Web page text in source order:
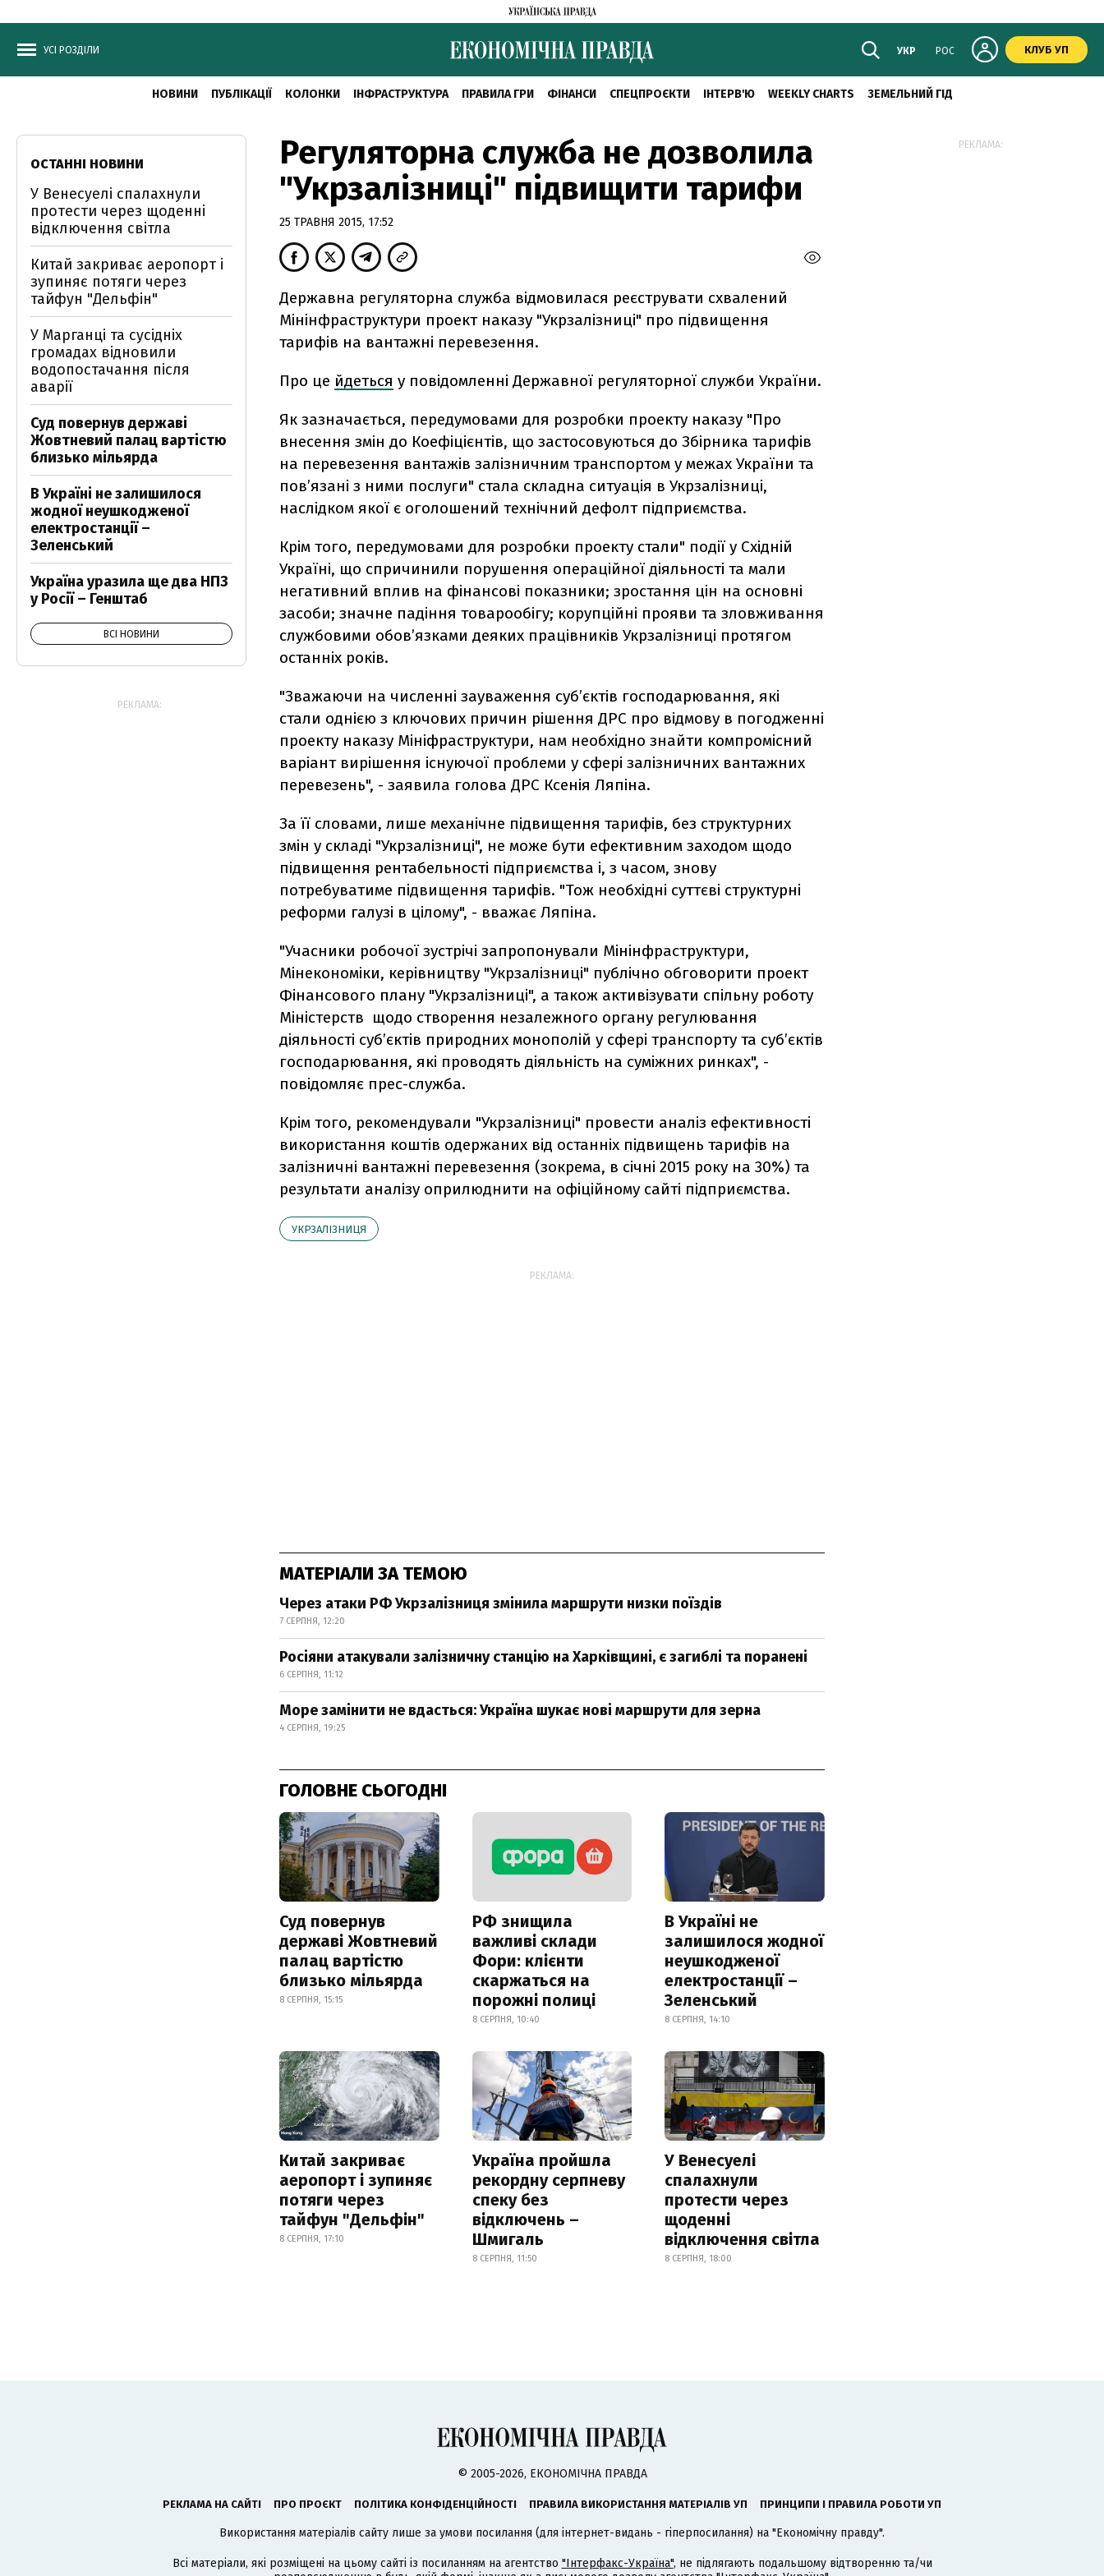
УСІ РОЗДІЛИ УКР РОС КЛУБ УП
НОВИНИ ПУБЛІКАЦІЇ КОЛОНКИ ІНФРАСТРУКТУРА ПРАВИЛА ГРИ ФІНАНСИ СПЕЦПРОЄКТИ ІНТЕРВ'Ю WEEKLY CHARTS ЗЕМЕЛЬНИЙ ГІД
Регуляторна служба не дозволила
"Укрзалізниці" підвищити тарифи
25 ТРАВНЯ 2015, 17:52
Державна регуляторна служба відмовилася реєструвати схвалений
Мінінфраструктури проект наказу "Укрзалізниці" про підвищення
тарифів на вантажні перевезення.
Про це йдеться у повідомленні Державної регуляторної служби України.
Як зазначається, передумовами для розробки проекту наказу "Про
внесення змін до Коефіцієнтів, що застосовуються до Збірника тарифів
на перевезення вантажів залізничним транспортом у межах України та
пов’язані з ними послуги" стала складна ситуація в Укрзалізниці,
наслідком якої є оголошений технічний дефолт підприємства.
Крім того, передумовами для розробки проекту стали" події у Східній
Україні, що спричинили порушення операційної діяльності та мали
негативний вплив на фінансові показники; зростання цін на основні
засоби; значне падіння товарообігу; корупційні прояви та зловживання
службовими обов’язками деяких працівників Укрзалізниці протягом
останніх років.
"Зважаючи на численні зауваження суб’єктів господарювання, які
стали однією з ключових причин рішення ДРС про відмову в погодженні
проекту наказу Мініфраструктури, нам необхідно знайти компромісний
варіант вирішення існуючої проблеми у сфері залізничних вантажних
перевезень", - заявила голова ДРС Ксенія Ляпіна.
За її словами, лише механічне підвищення тарифів, без структурних
змін у складі "Укрзалізниці", не може бути ефективним заходом щодо
підвищення рентабельності підприємства і, з часом, знову
потребуватиме підвищення тарифів. "Тож необхідні суттєві структурні
реформи галузі в цілому", - вважає Ляпіна.
"Учасники робочої зустрічі запропонували Мінінфраструктури,
Мінекономіки, керівництву "Укрзалізниці" публічно обговорити проект
Фінансового плану "Укрзалізниці", а також активізувати спільну роботу
Міністерств щодо створення незалежного органу регулювання
діяльності суб’єктів природних монополій у сфері транспорту та суб’єктів
господарювання, які проводять діяльність на суміжних ринках", -
повідомляє прес-служба.
Крім того, рекомендували "Укрзалізниці" провести аналіз ефективності
використання коштів одержаних від останніх підвищень тарифів на
залізничні вантажні перевезення (зокрема, в січні 2015 року на 30%) та
результати аналізу оприлюднити на офіційному сайті підприємства.
УКРЗАЛІЗНИЦЯ
РЕКЛАМА:
МАТЕРІАЛИ ЗА ТЕМОЮ
Через атаки РФ Укрзалізниця змінила маршрути низки поїздів
7 СЕРПНЯ, 12:20
Росіяни атакували залізничну станцію на Харківщині, є загиблі та поранені
6 СЕРПНЯ, 11:12
Море замінити не вдасться: Україна шукає нові маршрути для зерна
4 СЕРПНЯ, 19:25
ГОЛОВНЕ СЬОГОДНІ
Суд повернув
державі Жовтневий
палац вартістю
близько мільярда
8 СЕРПНЯ, 15:15
РФ знищила
важливі склади
Фори: клієнти
скаржаться на
порожні полиці
8 СЕРПНЯ, 10:40
В Україні не
залишилося жодної
неушкодженої
електростанції –
Зеленський
8 СЕРПНЯ, 14:10
Китай закриває
аеропорт і зупиняє
потяги через
тайфун "Дельфін"
8 СЕРПНЯ, 17:10
Україна пройшла
рекордну серпневу
спеку без
відключень –
Шмигаль
8 СЕРПНЯ, 11:50
У Венесуелі
спалахнули
протести через
щоденні
відключення світла
8 СЕРПНЯ, 18:00
ОСТАННІ НОВИНИ
У Венесуелі спалахнули
протести через щоденні
відключення світла
Китай закриває аеропорт і
зупиняє потяги через
тайфун "Дельфін"
У Марганці та сусідніх
громадах відновили
водопостачання після
аварії
Суд повернув державі
Жовтневий палац вартістю
близько мільярда
В Україні не залишилося
жодної неушкодженої
електростанції –
Зеленський
Україна уразила ще два НПЗ
у Росії – Генштаб
ВСІ НОВИНИ
РЕКЛАМА:
РЕКЛАМА:
© 2005-2026, ЕКОНОМІЧНА ПРАВДА
РЕКЛАМА НА САЙТІ ПРО ПРОЄКТ ПОЛІТИКА КОНФІДЕНЦІЙНОСТІ ПРАВИЛА ВИКОРИСТАННЯ МАТЕРІАЛІВ УП ПРИНЦИПИ І ПРАВИЛА РОБОТИ УП
Використання матеріалів сайту лише за умови посилання (для інтернет-видань - гіперпосилання) на "Економічну правду".
Всі матеріали, які розміщені на цьому сайті із посиланням на агентство "Інтерфакс-Україна", не підлягають подальшому відтворенню та/чи